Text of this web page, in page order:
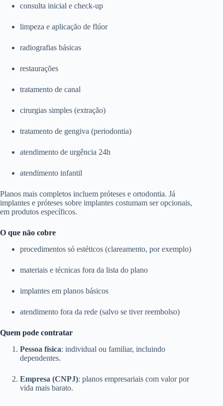
consulta inicial e check-up
limpeza e aplicação de flúor
radiografias básicas
restaurações
tratamento de canal
cirurgias simples (extração)
tratamento de gengiva (periodontia)
atendimento de urgência 24h
atendimento infantil
Planos mais completos incluem próteses e ortodontia. Já
implantes e próteses sobre implantes costumam ser opcionais,
em produtos específicos.
O que não cobre
procedimentos só estéticos (clareamento, por exemplo)
materiais e técnicas fora da lista do plano
implantes em planos básicos
atendimento fora da rede (salvo se tiver reembolso)
Quem pode contratar
Pessoa física: individual ou familiar, incluindo
dependentes.
Empresa (CNPJ): planos empresariais com valor por
vida mais barato.